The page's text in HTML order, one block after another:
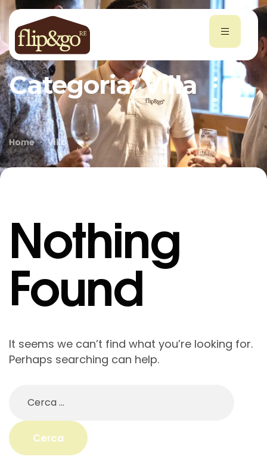
Categoria:Villa
Home Villa
Nothing
Found
It seems we can’t find what you’re looking for.
Perhaps searching can help.